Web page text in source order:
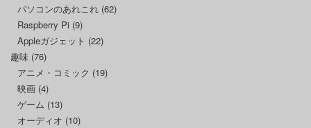
パソコンのあれこれ (62)
Raspberry Pi (9)
Appleガジェット (22)
趣味 (76)
アニメ・コミック (19)
映画 (4)
ゲーム (13)
オーディオ (10)